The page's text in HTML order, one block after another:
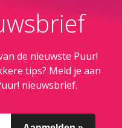
de nieuwste Puur!
tips? Meld je aan
nieuwsbrief.